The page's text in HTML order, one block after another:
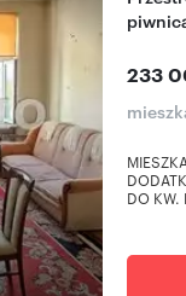
233
DO